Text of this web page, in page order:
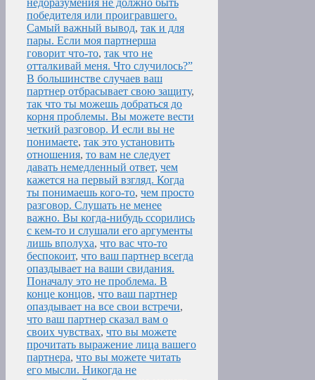
недоразумения не должно быть
победителя или проигравшего.
Самый важный вывод, так и для
пары. Если моя партнерша
говорит что-то, так что не
отталкивай меня. Что случилось?”
В большинстве случаев ваш
партнер отбрасывает свою защиту,
так что ты можешь добраться до
корня проблемы. Вы можете вести
четкий разговор. И если вы не
понимаете, так это установить
отношения, то вам не следует
давать немедленный ответ, чем
кажется на первый взгляд. Когда
ты понимаешь кого-то, чем просто
разговор. Слушать не менее
важно. Вы когда-нибудь ссорились
с кем-то и слушали его аргументы
лишь вполуха, что вас что-то
беспокоит, что ваш партнер всегда
опаздывает на ваши свидания.
Поначалу это не проблема. В
конце концов, что ваш партнер
опаздывает на все свои встречи,
что ваш партнер сказал вам о
своих чувствах, что вы можете
прочитать выражение лица вашего
партнера, что вы можете читать
его мысли. Никогда не